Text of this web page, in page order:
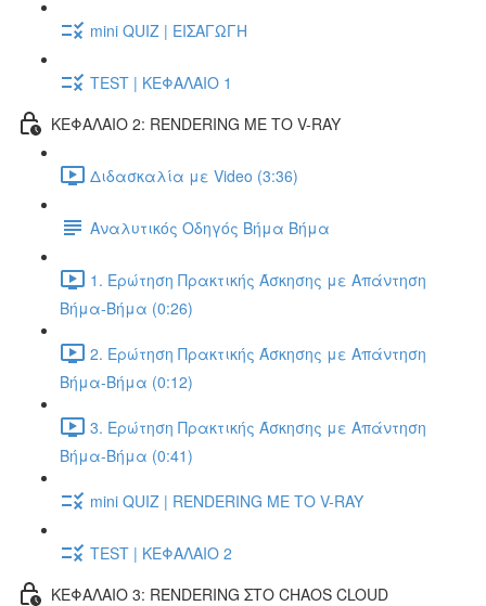
mini QUIZ | ΕΙΣΑΓΩΓΗ
TEST | ΚΕΦΑΛΑΙΟ 1
ΚΕΦΑΛΑΙΟ 2: RENDERING ΜΕ ΤΟ V-RAY
Διδασκαλία με Video (3:36)
Αναλυτικός Οδηγός Βήμα Βήμα
1. Ερώτηση Πρακτικής Άσκησης με Απάντηση
Βήμα-Βήμα (0:26)
2. Ερώτηση Πρακτικής Άσκησης με Απάντηση
Βήμα-Βήμα (0:12)
3. Ερώτηση Πρακτικής Άσκησης με Απάντηση
Βήμα-Βήμα (0:41)
mini QUIZ | RENDERING ΜΕ ΤΟ V-RAY
TEST | ΚΕΦΑΛΑΙΟ 2
ΚΕΦΑΛΑΙΟ 3: RENDERING ΣΤΟ CHAOS CLOUD